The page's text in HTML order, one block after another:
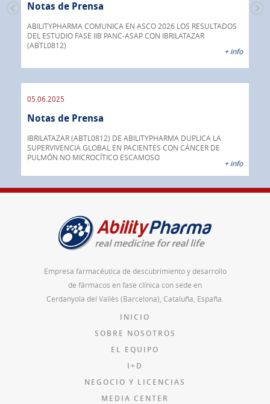
Notas de Prensa
ABILITYPHARMA COMUNICA EN ASCO 2026 LOS RESULTADOS
DEL ESTUDIO FASE IIB PANC-ASAP CON IBRILATAZAR
(ABTL0812)
+ info
05.06.2025
Notas de Prensa
IBRILATAZAR (ABTL0812) DE ABILITYPHARMA DUPLICA LA
SUPERVIVENCIA GLOBAL EN PACIENTES CON CÁNCER DE
PULMÓN NO MICROCÍTICO ESCAMOSO
+ info
Empresa farmacéutica de descubrimiento y desarrollo
de fármacos en fase clínica con sede en
Cerdanyola del Vallès (Barcelona), Cataluña, España.
INICIO
SOBRE NOSOTROS
EL EQUIPO
I+D
NEGOCIO Y LICENCIAS
MEDIA CENTER